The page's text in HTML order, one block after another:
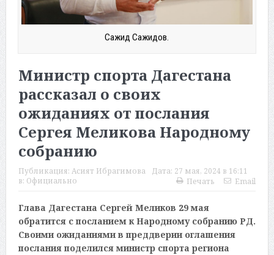
Сажид Сажидов.
Министр спорта Дагестана
рассказал о своих
ожиданиях от послания
Сергея Меликова Народному
собранию
Публикация: Асият Ибрагимова Дата: 27 мая, 2024 в 16:11
в: Официально Печать Email
Глава Дагестана Сергей Меликов 29 мая
обратится с посланием к Народному собранию РД.
Своими ожиданиями в преддверии оглашения
послания поделился министр спорта региона